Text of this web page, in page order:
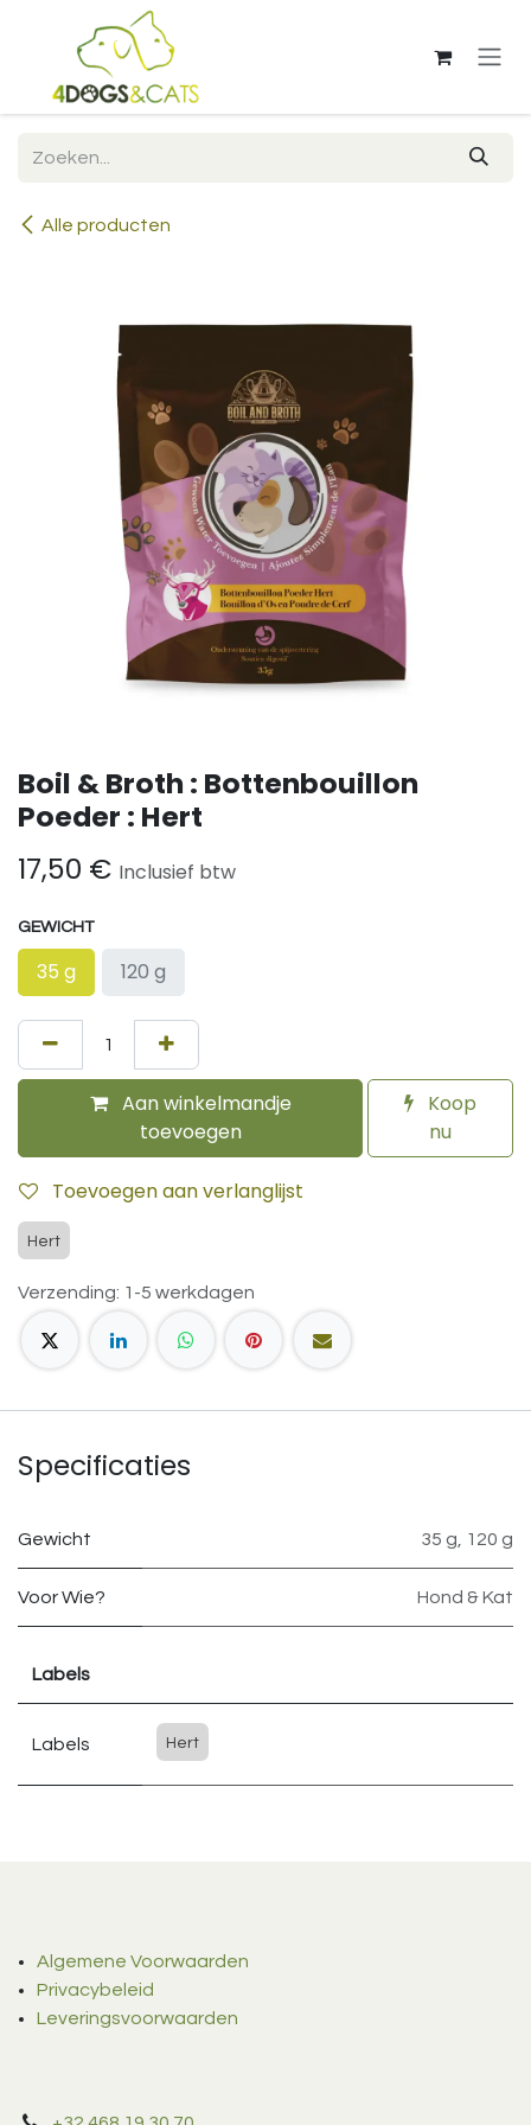
Overslaan naar inhoud
Alle producten
Boil & Broth : Bottenbouillon
Poeder : Hert
17,50 € Inclusief btw
GEWICHT
35 g 120 g
Aan winkelmandje
toevoegen
Koop
nu
Toevoegen aan verlanglijst
Hert
Verzending: 1-5 werkdagen
Specificaties
Gewicht 35 g 120 g
Voor Wie? Hond & Kat
Labels
Labels Hert
Algemene Voorwaarden
Privacybeleid
Leveringsvoorwaarden